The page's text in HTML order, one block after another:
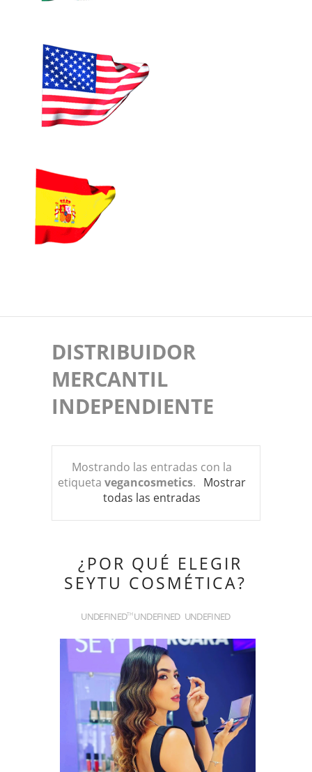
DISTRIBUIDOR
MERCANTIL
INDEPENDIENTE
Mostrando las entradas con la
etiquetavegancosmetics. Mostrar
todas las entradas
¿POR QUÉ ELEGIR
SEYTU COSMÉTICA?
UNDEFINEDTH UNDEFINED UNDEFINED